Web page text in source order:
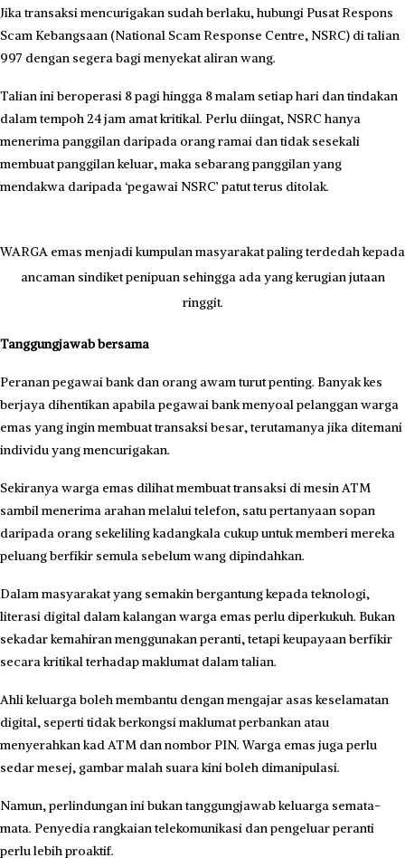
Jika transaksi mencurigakan sudah berlaku, hubungi Pusat Respons
Scam Kebangsaan (Natio­nal Scam Response Centre, NSRC) di talian
997 dengan segera bagi menyekat aliran wang.
Talian ini beroperasi 8 pagi hingga 8 malam setiap hari dan tindakan
dalam tempoh 24 jam amat kritikal. Perlu diingat, NSRC hanya
menerima panggilan daripada orang ramai dan tidak sesekali
membuat panggilan keluar, maka sebarang panggilan yang
mendakwa daripada ‘pegawai NSRC’ patut terus ditolak.
WARGA emas menjadi kumpulan masyarakat paling terdedah kepada
ancaman sindiket penipuan sehingga ada yang kerugian jutaan
ringgit.
Tanggungjawab bersama
Peranan pegawai bank dan orang awam turut penting. ­Banyak kes
berjaya dihentikan apabila pegawai bank menyoal pelanggan warga
emas yang ingin membuat transaksi besar, terutamanya jika ditemani
individu yang mencurigakan.
Sekiranya warga emas dilihat membuat transaksi di mesin ATM
sambil menerima arahan melalui telefon, satu pertanyaan sopan
daripada orang sekeliling kadangkala cukup untuk memberi mereka
peluang berfikir semula sebelum wang dipindahkan.
Dalam masyarakat yang semakin bergantung kepada teknologi,
literasi digital dalam kalangan warga emas perlu diperkukuh. Bukan
sekadar kemahiran menggunakan peranti, tetapi keupayaan berfikir
secara kritikal terhadap maklumat dalam talian.
Ahli keluarga boleh membantu dengan mengajar asas ke­selamatan
digital, seperti tidak berkongsi maklumat perbankan atau
menyerahkan kad ATM dan nombor PIN. Warga emas juga perlu
sedar mesej, gambar malah suara kini boleh dimanipulasi.
Namun, perlindungan ini bukan tanggungjawab keluarga semata-
mata. Penyedia rangkaian telekomunikasi dan pengeluar peranti
perlu lebih proaktif.